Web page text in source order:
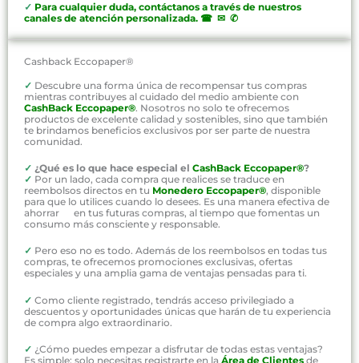
✓ Para cualquier duda, contáctanos a través de nuestros
canales de atención personalizada. ☎ ✉ ✆
Cashback Eccopaper®
✓ Descubre una forma única de recompensar tus compras
mientras contribuyes al cuidado del medio ambiente con
CashBack Eccopaper®. Nosotros no solo te ofrecemos
productos de excelente calidad y sostenibles, sino que también
te brindamos beneficios exclusivos por ser parte de nuestra
comunidad.
✓ ¿Qué es lo que hace especial el CashBack Eccopaper®?
✓ Por un lado, cada compra que realices se traduce en
reembolsos directos en tu Monedero Eccopaper®, disponible
para que lo utilices cuando lo desees. Es una manera efectiva de
ahorrar en tus futuras compras, al tiempo que fomentas un
consumo más consciente y responsable.
✓ Pero eso no es todo. Además de los reembolsos en todas tus
compras, te ofrecemos promociones exclusivas, ofertas
especiales y una amplia gama de ventajas pensadas para ti.
✓ Como cliente registrado, tendrás acceso privilegiado a
descuentos y oportunidades únicas que harán de tu experiencia
de compra algo extraordinario.
✓ ¿Cómo puedes empezar a disfrutar de todas estas ventajas?
Es simple: solo necesitas registrarte en la Área de Clientes de